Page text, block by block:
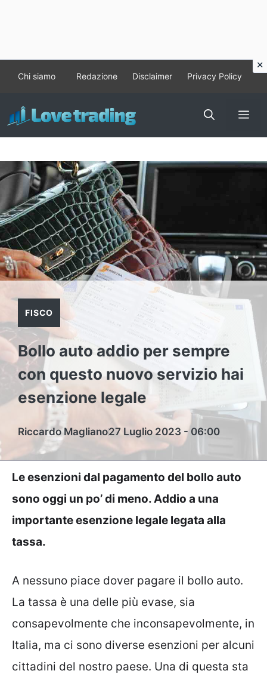
contenuto
Chi siamo Redazione Disclaimer Privacy Policy
FISCO
Bollo auto addio per sempre
con questo nuovo servizio hai
esenzione legale
Riccardo Magliano27 Luglio 2023 - 06:00
Le esenzioni dal pagamento del bollo auto
sono oggi un po’ di meno. Addio a una
importante esenzione legale legata alla
tassa.
A nessuno piace dover pagare il bollo auto.
La tassa è una delle più evase, sia
consapevolmente che inconsapevolmente, in
Italia, ma ci sono diverse esenzioni per alcuni
cittadini del nostro paese. Una di questa sta